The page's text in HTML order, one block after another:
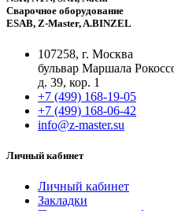
Сварочное оборудование
ESAB, Z-Master, A.BINZEL
107258, г. Москва
бульвар Маршала
д. 39, кор. 1
+7 (499) 168-19-05
+7 (499) 168-06-42
info@z-master.su
Личный кабинет
Личный кабинет
Закладки